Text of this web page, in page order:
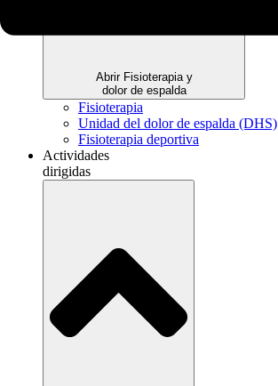
Abrir Fisioterapia y
dolor de espalda
Fisioterapia
Unidad del dolor de espalda (DHS)
Fisioterapia deportiva
Actividades
dirigidas